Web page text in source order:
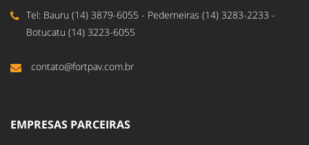
Tel: Bauru (14) 3879-6055 - Pederneiras (14) 3283-2233 -
Botucatu (14) 3223-6055
contato@fortpav.com.br
EMPRESAS PARCEIRAS